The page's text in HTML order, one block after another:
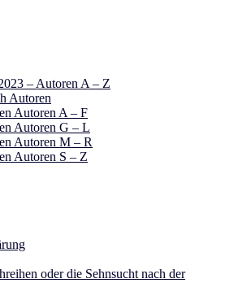
– Autoren A – Z
Autoren
Autoren A – F
Autoren G – L
Autoren M – R
Autoren S – Z
oder die Sehnsucht nach der